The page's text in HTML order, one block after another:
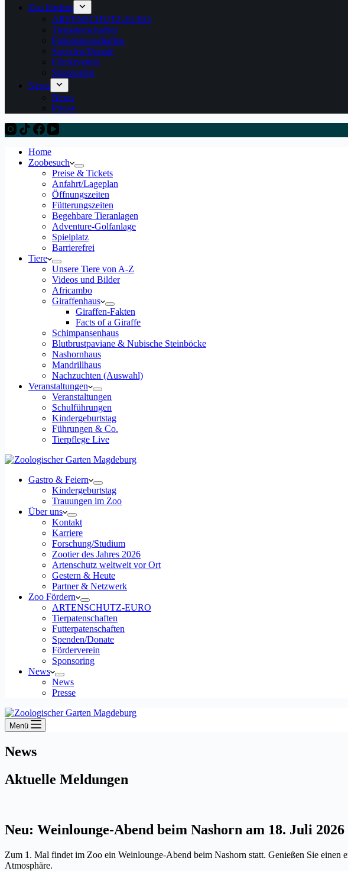
Zoo fördern
ARTENSCHUTZ-EURO
Tierpatenschaften
Futterpatenschaften
Spenden/Donate
Förderverein
Sponsoring
News
News
Presse
Home
Zoobesuch
Preise & Tickets
Anfahrt/Lageplan
Öffnungszeiten
Fütterungszeiten
Begehbare Tieranlagen
Adventure-Golfanlage
Spielplatz
Barrierefrei
Tiere
Unsere Tiere von A-Z
Videos und Bilder
Africambo
Giraffenhaus
Giraffen-Fakten
Facts of a Giraffe
Schimpansenhaus
Blutbrustpaviane & Nubische Steinböcke
Nashornhaus
Mandrillhaus
Nachzuchten (Auswahl)
Veranstaltungen
Veranstaltungen
Schulführungen
Kindergeburtstag
Führungen & Co.
Tierpflege Live
Gastro & Feiern
Kindergeburtstag
Trauungen im Zoo
Über uns
Kontakt
Karriere
Forschung/Studium
Zootier des Jahres 2026
Artenschutz weltweit vor Ort
Gestern & Heute
Partner & Netzwerk
Zoo Fördern
ARTENSCHUTZ-EURO
Tierpatenschaften
Futterpatenschaften
Spenden/Donate
Förderverein
Sponsoring
News
News
Presse
Menü
News
Aktuelle Meldungen
Neu: Weinlounge-Abend beim Nashorn am 18. Juli 2026
Zum 1. Mal findet im Zoo ein Weinlounge-Abend beim Nashorn statt. Genießen Sie
Atmosphäre.